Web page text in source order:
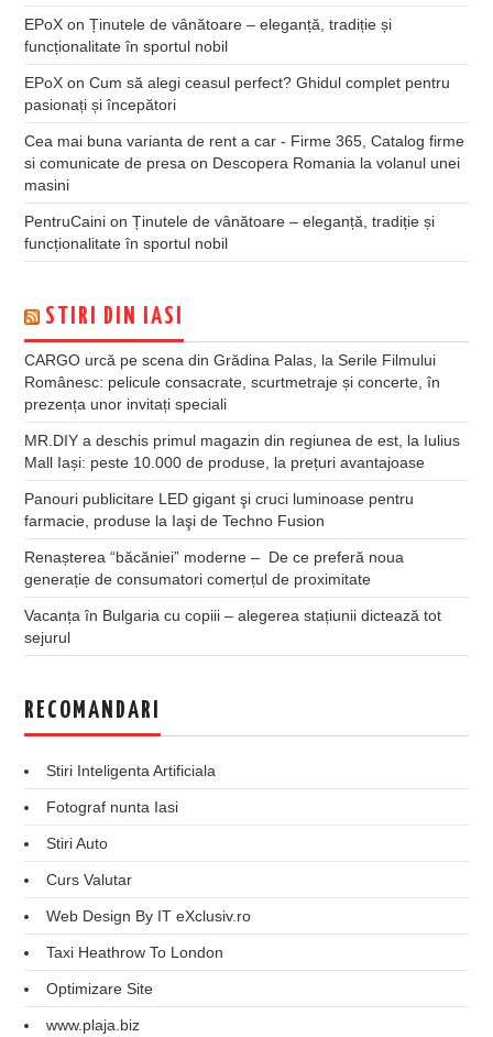
EPoX onȚinutele de vânătoare – eleganță, tradiție și
funcționalitate în sportul nobil
EPoX onCum să alegi ceasul perfect? Ghidul complet pentru
pasionați și începători
Cea mai buna varianta de rent a car - Firme 365, Catalog firme
si comunicate de presa on Descopera Romania la volanul unei
masini
PentruCaini onȚinutele de vânătoare – eleganță, tradiție și
funcționalitate în sportul nobil
STIRI DIN IASI
CARGO urcă pe scena din Grădina Palas, la Serile Filmului
Românesc: pelicule consacrate, scurtmetraje și concerte, în
prezența unor invitați speciali
MR.DIY a deschis primul magazin din regiunea de est, la Iulius
Mall Iași: peste 10.000 de produse, la prețuri avantajoase
Panouri publicitare LED gigant şi cruci luminoase pentru
farmacie, produse la Iaşi de Techno Fusion
Renașterea “băcăniei” moderne – De ce preferă noua
generație de consumatori comerțul de proximitate
Vacanța în Bulgaria cu copiii – alegerea stațiunii dictează tot
sejurul
RECOMANDARI
Stiri Inteligenta Artificiala
Fotograf nunta Iasi
Stiri Auto
Curs Valutar
Web Design By IT eXclusiv.ro
Taxi Heathrow To London
Optimizare Site
www.plaja.biz